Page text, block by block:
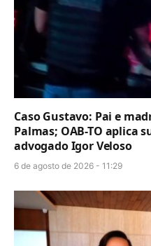
Caso Gustavo: Pai e
Palmas; OAB-TO aplica
advogado Igor Veloso
6 de agosto de 2026 - 11:29